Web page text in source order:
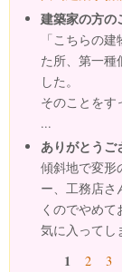
建築家の方の
「こちらの
た所、第一種
した。
そのことをす
...
ありがとうご
傾斜地で変形
ー、工務店さ
くのでやめ
気に入ってし
ページ1 2 3